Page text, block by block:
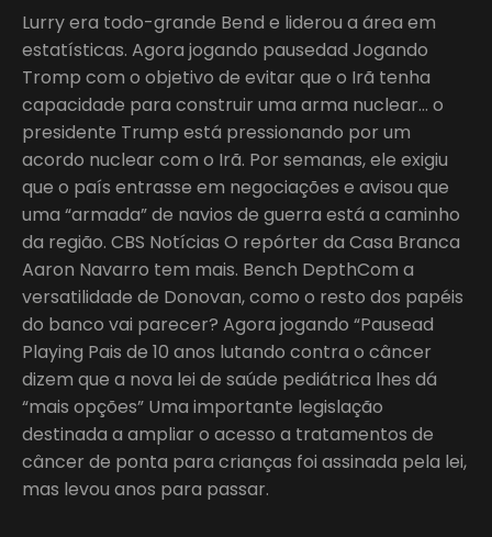
Lurry era todo-grande Bend e liderou a área em
estatísticas. Agora jogando pausedad Jogando
Tromp com o objetivo de evitar que o Irã tenha
capacidade para construir uma arma nuclear… o
presidente Trump está pressionando por um
acordo nuclear com o Irã. Por semanas, ele exigiu
que o país entrasse em negociações e avisou que
uma “armada” de navios de guerra está a caminho
da região. CBS Notícias O repórter da Casa Branca
Aaron Navarro tem mais. Bench DepthCom a
versatilidade de Donovan, como o resto dos papéis
do banco vai parecer? Agora jogando “Pausead
Playing Pais de 10 anos lutando contra o câncer
dizem que a nova lei de saúde pediátrica lhes dá
“mais opções” Uma importante legislação
destinada a ampliar o acesso a tratamentos de
câncer de ponta para crianças foi assinada pela lei,
mas levou anos para passar.